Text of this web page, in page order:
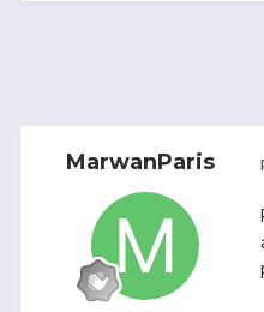
MarwanParis